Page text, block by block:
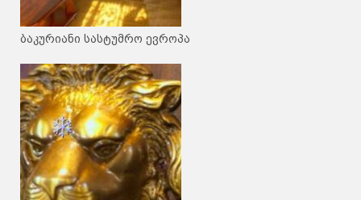
ბაკურიანი სასტუმრო ევროპა